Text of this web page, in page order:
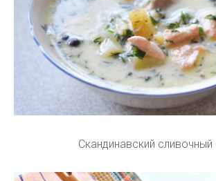
Скандинавский сливочный